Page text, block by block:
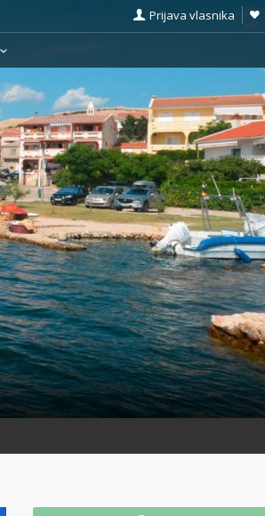
Prijava vlasnika